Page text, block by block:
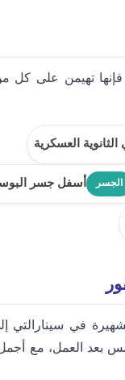
تهيمن على كل
العسكرية
الجسر أسفل جسر
في سينارالتي
بعد العمل، مع أجمل